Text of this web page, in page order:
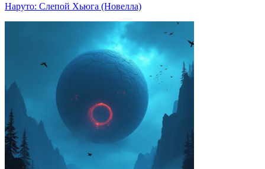
Наруто: Слепой Хьюга (Новелла)